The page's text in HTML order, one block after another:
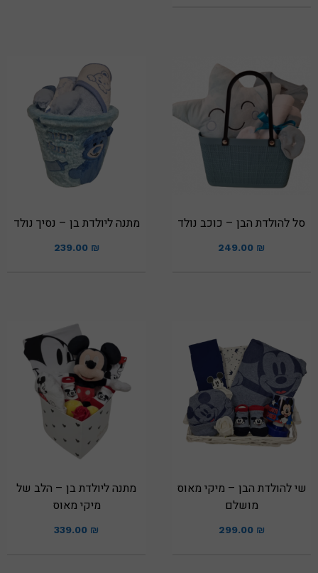
סל להולדת הבן – כוכב נולד
249.00 ₪
מתנה ליולדת בן – נסיך נולד
239.00 ₪
שי להולדת הבן – מיקי מאוס
מושלם
299.00 ₪
מתנה ליולדת בן – הלב של
מיקי מאוס
339.00 ₪